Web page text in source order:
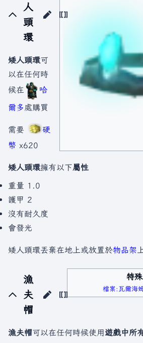
人
頭
環
矮人頭環可
以在任何時
候在
哈
爾多處購買
需要
硬
幣 x620
矮人頭環擁有以下屬性
重量 1.0
護甲 2
沒有耐久度
會發光
矮人頭環丟棄在地上或放置於物品架
特
檔案:瓦爾海
漁
夫
帽
漁夫帽可以在任何時候使用遊戲中所